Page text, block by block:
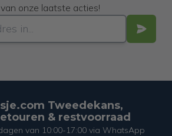
onze laatste acties!
Tweedekans,
& restvoorraad
van 10:00-17:00 via WhatsApp